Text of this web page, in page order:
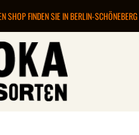
SHOP FINDEN SIE IN BERLIN-